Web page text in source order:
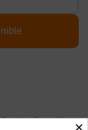
tus dispositivos×